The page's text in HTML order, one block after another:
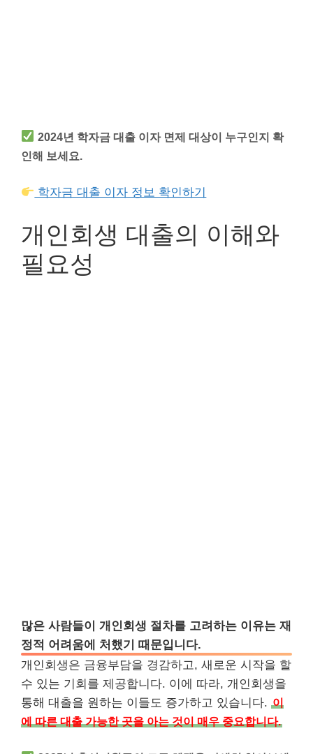
2024년 학자금 대출 이자 면제 대상이 누구인지 확
인해 보세요.
학자금 대출 이자 정보 확인하기
개인회생 대출의 이해와
필요성
많은 사람들이 개인회생 절차를 고려하는 이유는 재
정적 어려움에 처했기 때문입니다.
개인회생은 금융부담을 경감하고, 새로운 시작을 할
수 있는 기회를 제공합니다. 이에 따라, 개인회생을
통해 대출을 원하는 이들도 증가하고 있습니다. 이
에 따른 대출 가능한 곳을 아는 것이 매우 중요합니다.